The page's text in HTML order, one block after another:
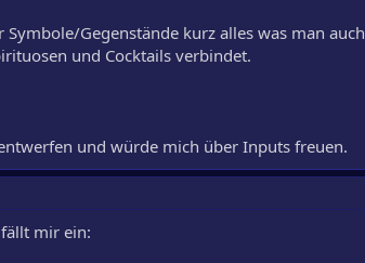
Gegenstände kurz alles was man auch
und Cocktails verbindet.
und würde mich über Inputs freuen.
mir ein: